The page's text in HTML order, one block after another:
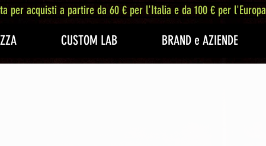
CUSTOM LAB BRAND e AZIENDE
per acquisti a partire da 60 € per l'Italia e da 100 € per l'Europa